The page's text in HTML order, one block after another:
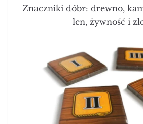
Znaczniki dóbr: drewno,
len, żywność i